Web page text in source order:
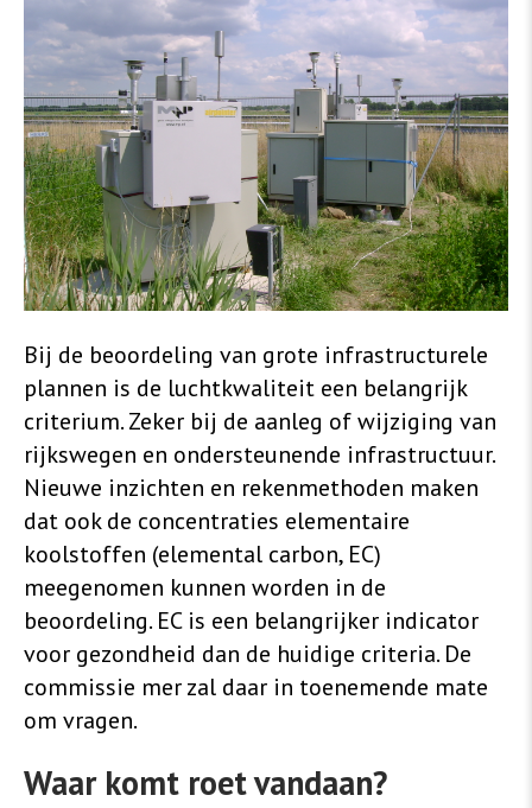
Bij de beoordeling van grote infrastructurele
plannen is de luchtkwaliteit een belangrijk
criterium. Zeker bij de aanleg of wijziging van
rijkswegen en ondersteunende infrastructuur.
Nieuwe inzichten en rekenmethoden maken
dat ook de concentraties elementaire
koolstoffen (elemental carbon, EC)
meegenomen kunnen worden in de
beoordeling. EC is een belangrijker indicator
voor gezondheid dan de huidige criteria. De
commissie mer zal daar in toenemende mate
om vragen.
Waar komt roet vandaan?